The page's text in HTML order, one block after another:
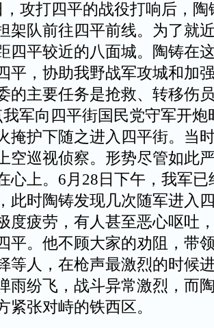
打四平的战役打响后，陶
架队前往四平前线。为了就
四平较近的八面城。陶铸在
平，协助我野战军攻城和加
的主要任务是抢救、转移伤
军向四平街国民党守军开炮
掩护下随之进入四平街。当
空巡视侦察。形势尽管如此
心上。6月28日下午，我军
此时陶铸发现几次随军进入
度疲劳，有人甚至恶心呕吐
平。他不顾大家的劝阻，带
等人，在枪声最激烈的时候
雨纷飞，战斗异常激烈，而
紧张对峙的铁西区。